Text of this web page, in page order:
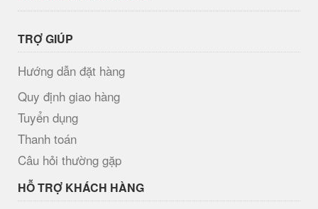
TRỢ GIÚP
Hướng dẫn đặt hàng
Quy định giao hàng
Tuyển dụng
Thanh toán
Câu hỏi thường gặp
HỖ TRỢ KHÁCH HÀNG